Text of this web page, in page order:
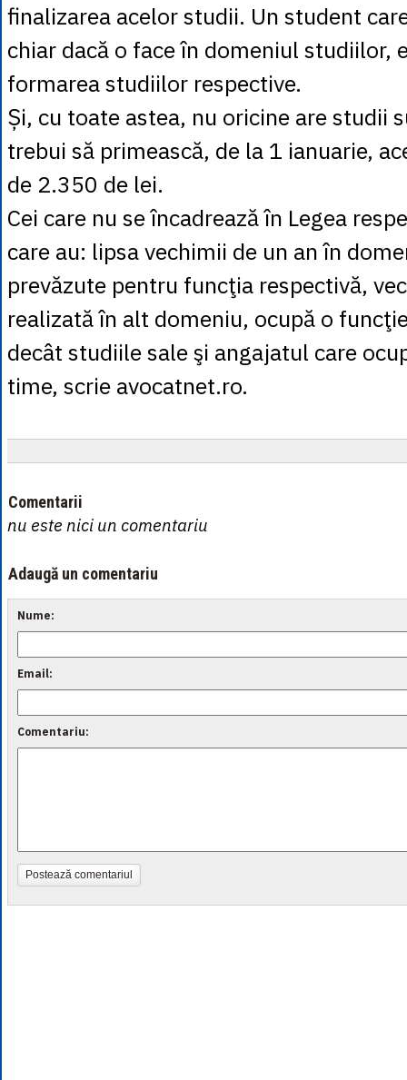
finalizarea acelor studii. Un student
chiar dacă o face în domeniul studiilor,
formarea studiilor respective.
Și, cu toate astea, nu oricine are studii
trebui să primească, de la 1 ianuarie,
de 2.350 de lei.
Cei care nu se încadrează în Legea
care au: lipsa vechimii de un an în
prevăzute pentru funcţia respectivă,
realizată în alt domeniu, ocupă o
decât studiile sale şi angajatul care
time, scrie avocatnet.ro.
Comentarii
nu este nici un comentariu
Adaugă un comentariu
Nume:
Email:
Comentariu:
Postează comentariul